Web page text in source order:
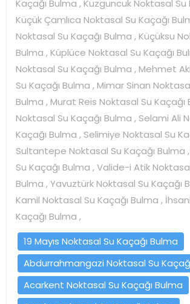
Kaçağı Bulma , Kuzguncuk Noktasal Su
Küçük Çamlıca Noktasal Su Kaçağı
Noktasal Su Kaçağı Bulma , Küçüksu
Bulma , Küplüce Noktasal Su Kaçağı
Noktasal Su Kaçağı Bulma , Mehmet
Su Kaçağı Bulma , Mimar Sinan
Bulma , Murat Reis Noktasal Su Kaçağı
Noktasal Su Kaçağı Bulma , Selami Ali
Kaçağı Bulma , Selimiye Noktasal Su
Sultantepe Noktasal Su Kaçağı Bulma
Su Kaçağı Bulma , Valide-i Atik
Bulma , Yavuztürk Noktasal Su Kaçağı
Kamil Noktasal Su Kaçağı Bulma ,
Kaçağı Bulma ,
19 Mayıs Noktasal Su Kaçağı Bulma
Abdurrahmangazi Noktasal Su
Acarkent Noktasal Su Kaçağı Bulma